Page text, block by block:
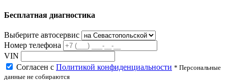
Бесплатная диагностика
Выберите автосервис
Номер телефона
VIN
Согласен с Политикой конфиденциальности * Персональные
данные не собираются